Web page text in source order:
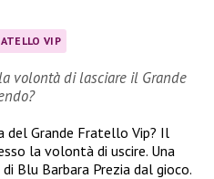
VIP
volontà di lasciare il Grande
del Grande Fratello Vip? Il
la volontà di uscire. Una
Blu Barbara Prezia dal gioco.